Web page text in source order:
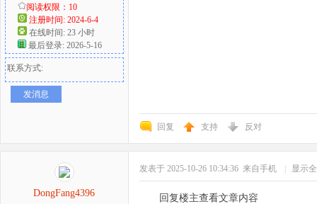
阅读权限：10
注册时间: 2024-6-4
在线时间: 23 小时
最后登录: 2026-5-16
联系方式:
发消息
回复 支持 反对
DongFang4396
发表于 2025-10-26 10:34:36 来自手机 显示
回复楼主查看文章内容